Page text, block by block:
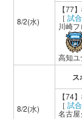
8/2(水)
【77
［試
川崎
高知ユ
8/2(水)
ス
【74
［試
名古屋